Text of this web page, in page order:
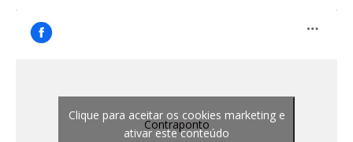
Contraponto
Clique para aceitar os cookies marketing e
ativar este conteúdo